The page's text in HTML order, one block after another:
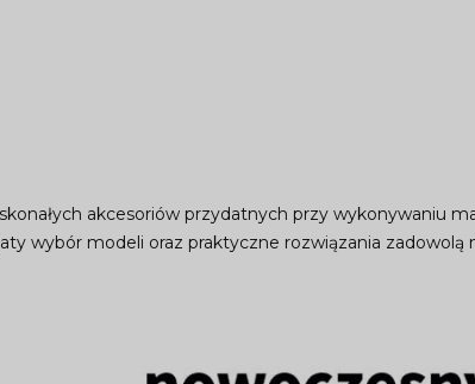
akcesoriów przydatnych przy wykonywaniu
wybór modeli oraz praktyczne rozwiązania